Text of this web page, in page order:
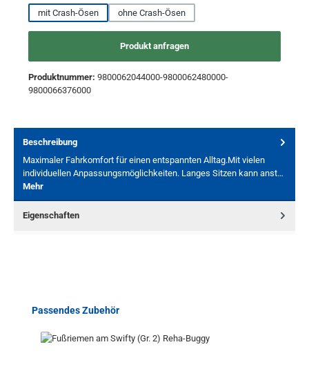
mit Crash-Ösen
ohne Crash-Ösen
Produkt anfragen
Produktnummer: 9800062044000-9800062480000-
9800066376000
Beschreibung
Maximaler Fahrkomfort für einen entspannten Alltag.Mit vielen
individuellen Anpassungsmöglichkeiten. Langes Sitzen kann anst…
Mehr
Eigenschaften
Produktgalerie überspringen
Passendes Zubehör